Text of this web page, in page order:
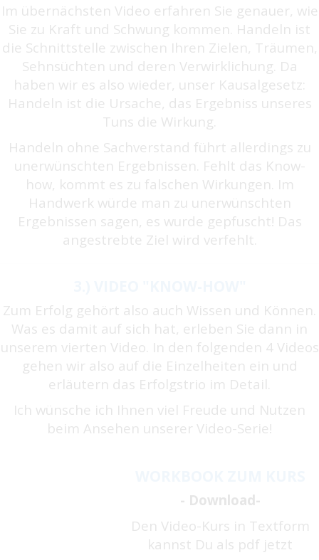
Im übernächsten Video erfahren Sie genauer, wie
Sie zu Kraft und Schwung kommen. Handeln ist
die Schnittstelle zwischen Ihren Zielen, Träumen,
Sehnsüchten und deren Verwirklichung. Da
haben wir es also wieder, unser Kausalgesetz:
Handeln ist die Ursache, das Ergebniss unseres
Tuns die Wirkung.
Handeln ohne Sachverstand führt allerdings zu
unerwünschten Ergebnissen. Fehlt das Know-
how, kommt es zu falschen Wirkungen. Im
Handwerk würde man zu unerwünschten
Ergebnissen sagen, es wurde gepfuscht! Das
angestrebte Ziel wird verfehlt.
Zum Erfolg gehört also auch Wissen und Können.
Was es damit auf sich hat, erleben Sie dann in
unserem vierten Video. In den folgenden 4 Videos
gehen wir also auf die Einzelheiten ein und
erläutern das Erfolgstrio im Detail.
Ich wünsche ich Ihnen viel Freude und Nutzen
beim Ansehen unserer Video-Serie!
- Download-
Den Video-Kurs in Textform
kannst Du als pdf jetzt